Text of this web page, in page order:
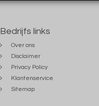
Bedrijfs links
Over ons
Disclaimer
Privacy Policy
Klantenservice
Sitemap